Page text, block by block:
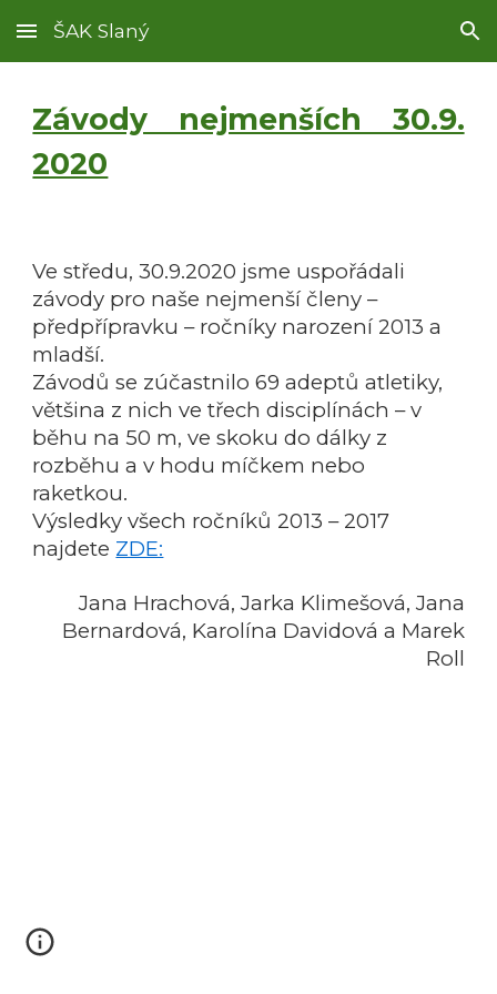
Skip to main content Skip to navigation
ŠAK Slaný
Závody nejmenších 30.9.
2020
Ve středu, 30.9.2020 jsme uspořádali
závody pro naše nejmenší členy –
předpřípravku – ročníky narození 2013 a
mladší.
Závodů se zúčastnilo 69 adeptů atletiky,
většina z nich ve třech disciplínách – v
běhu na 50 m, ve skoku do dálky z
rozběhu a v hodu míčkem nebo
raketkou.
Výsledky všech ročníků 2013 – 2017
najdete ZDE:
Jana Hrachová, Jarka Klimešová, Jana
Bernardová, Karolína Davidová a Marek
Roll